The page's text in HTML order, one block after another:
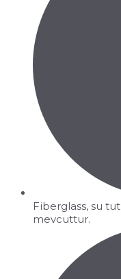
Fiberglass, su
mevcuttur.